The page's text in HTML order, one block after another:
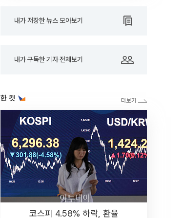
내가 저장한 뉴스 모아보기
내가 구독한 기자 전체보기
한 컷
코스피 4.58% 하락, 환율